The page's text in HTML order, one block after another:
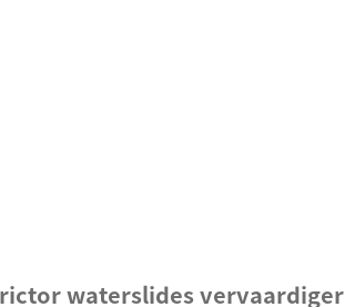
waterslides vervaardiger